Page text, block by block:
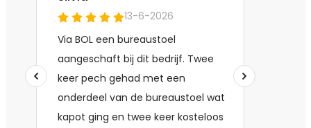
Uiteraard voldoet deze bureaustoel daaraan. Minder snel
denken we aan de luchtkwaliteit binnenshuis, waar we de
hele dag inzitten, zowel thuis als op kantoor.
Deze kwaliteit wordt voor een groot deel bepaald door de
vluchtige chemische stoffen (VOS) die bij